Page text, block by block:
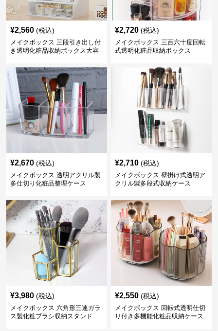
¥2,560 (税込)
メイクボックス 三段引き出し付
き透明化粧品収納ボックス大容
¥2,720 (税込)
メイクボックス 三百六十度回転
式透明化粧品収納ボックス
¥2,670 (税込)
メイクボックス 透明アクリル製
多仕切り化粧品整理ケース
¥2,710 (税込)
メイクボックス 壁掛け式透明ア
クリル製多段式収納ケース
¥3,980 (税込)
メイクボックス 六角形三連ガラ
ス製化粧ブラシ収納スタンド
¥2,550 (税込)
メイクボックス 回転式透明仕切
り付き多機能化粧品収納ケース